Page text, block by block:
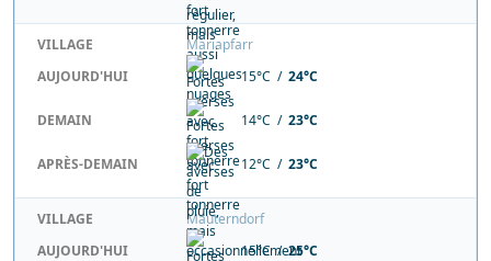
VILLAGE
Mariapfarr
AUJOURD'HUI
15°C / 24°C
DEMAIN 14°C / 23°C
APRÈS-DEMAIN 12°C / 23°C
VILLAGE
Mauterndorf
AUJOURD'HUI
15°C /25°C